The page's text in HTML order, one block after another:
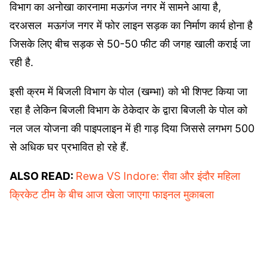
विभाग का अनोखा कारनामा मऊगंज नगर में सामने आया है,
दरअसल मऊगंज नगर में फोर लाइन सड़क का निर्माण कार्य होना है
जिसके लिए बीच सड़क से 50-50 फीट की जगह खाली कराई जा
रही है.
इसी क्रम में बिजली विभाग के पोल (खम्भा) को भी शिफ्ट किया जा
रहा है लेकिन बिजली विभाग के ठेकेदार के द्वारा बिजली के पोल को
नल जल योजना की पाइपलाइन में ही गाड़ दिया जिससे लगभग 500
से अधिक घर प्रभावित हो रहे हैं.
ALSO READ: Rewa VS Indore: रीवा और इंदौर महिला
क्रिकेट टीम के बीच आज खेला जाएगा फाइनल मुकाबला